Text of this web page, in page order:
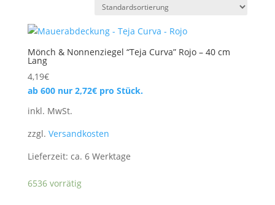
Mönch & Nonnenziegel “Teja Curva” Rojo – 40 cm
Lang
4,19€
ab 600 nur 2,72€pro Stück.
inkl. MwSt.
zzgl. Versandkosten
Lieferzeit: ca. 6 Werktage
6536 vorrätig